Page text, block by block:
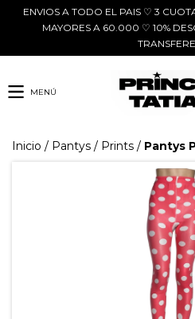
ENVIOS A TODO EL PAIS ♡ 3
MAYORES A 60.000 ♡ 10%
MENÚ
Inicio / Pantys / Prints / Pantys